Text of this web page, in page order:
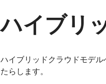
ハイブリ
ハイブリッドクラウドモデ
たらします。